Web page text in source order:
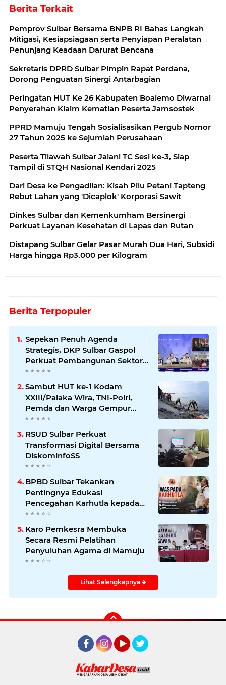
Berita Terkait
Pemprov Sulbar Bersama BNPB RI Bahas Langkah
Mitigasi, Kesiapsiagaan serta Penyiapan Peralatan
Penunjang Keadaan Darurat Bencana
Sekretaris DPRD Sulbar Pimpin Rapat Perdana,
Dorong Penguatan Sinergi Antarbagian
Peringatan HUT Ke 26 Kabupaten Boalemo Diwarnai
Penyerahan Klaim Kematian Peserta Jamsostek
PPRD Mamuju Tengah Sosialisasikan Pergub Nomor
27 Tahun 2025 ke Sejumlah Perusahaan
Peserta Tilawah Sulbar Jalani TC Sesi ke-3, Siap
Tampil di STQH Nasional Kendari 2025
Dari Desa ke Pengadilan: Kisah Pilu Petani Tapteng
Rebut Lahan yang 'Dicaplok' Korporasi Sawit
Dinkes Sulbar dan Kemenkumham Bersinergi
Perkuat Layanan Kesehatan di Lapas dan Rutan
Distapang Sulbar Gelar Pasar Murah Dua Hari, Subsidi
Harga hingga Rp3.000 per Kilogram
Berita Terpopuler
Sepekan Penuh Agenda
Strategis, DKP Sulbar Gaspol
Perkuat Pembangunan Sektor
Kelautan dan Perikanan
Sambut HUT ke-1 Kodam
XXIII/Palaka Wira, TNI-Polri,
Pemda dan Warga Gempur
Sampah di Pantai Bahari
RSUD Sulbar Perkuat
Transformasi Digital Bersama
DiskominfoSS
BPBD Sulbar Tekankan
Pentingnya Edukasi
Pencegahan Karhutla kepada
Masyarakat
Karo Pemkesra Membuka
Secara Resmi Pelatihan
Penyuluhan Agama di Mamuju
Lihat Selengkapnya